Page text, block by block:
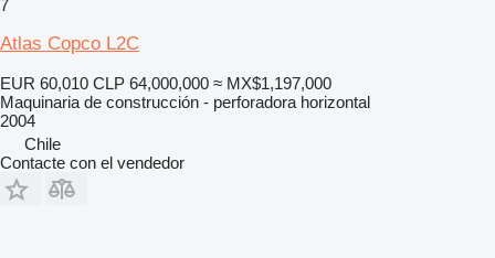
7
Atlas Copco L2C
EUR 60,010 CLP 64,000,000 ≈ MX$1,197,000
Maquinaria de construcción - perforadora horizontal
2004
Chile
Contacte con el vendedor